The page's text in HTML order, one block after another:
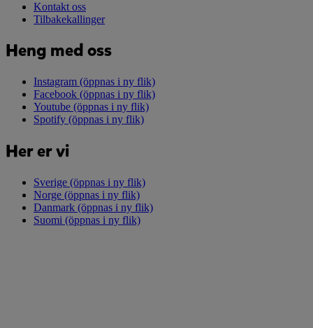
Kontakt oss
Tilbakekallinger
Heng med oss
Instagram (öppnas i ny flik)
Facebook (öppnas i ny flik)
Youtube (öppnas i ny flik)
Spotify (öppnas i ny flik)
Her er vi
Sverige (öppnas i ny flik)
Norge (öppnas i ny flik)
Danmark (öppnas i ny flik)
Suomi (öppnas i ny flik)